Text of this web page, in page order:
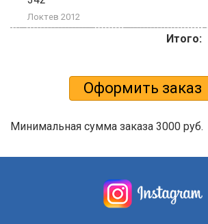
Локтев 2012
Итого:
Минимальная сумма заказа 3000 руб.